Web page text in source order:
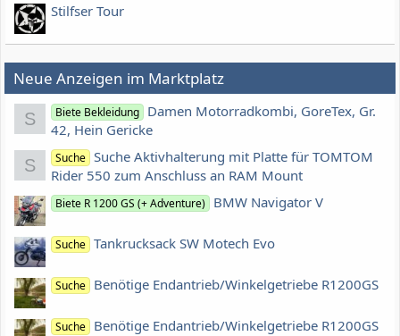
Stilfser Tour
Neue Anzeigen im Marktplatz
S Biete Bekleidung Damen Motorradkombi, GoreTex, Gr.
42, Hein Gericke
S Suche Suche Aktivhalterung mit Platte für TOMTOM
Rider 550 zum Anschluss an RAM Mount
Biete R 1200 GS (+ Adventure) BMW Navigator V
Suche Tankrucksack SW Motech Evo
Suche Benötige Endantrieb/Winkelgetriebe R1200GS
Suche Benötige Endantrieb/Winkelgetriebe R1200GS